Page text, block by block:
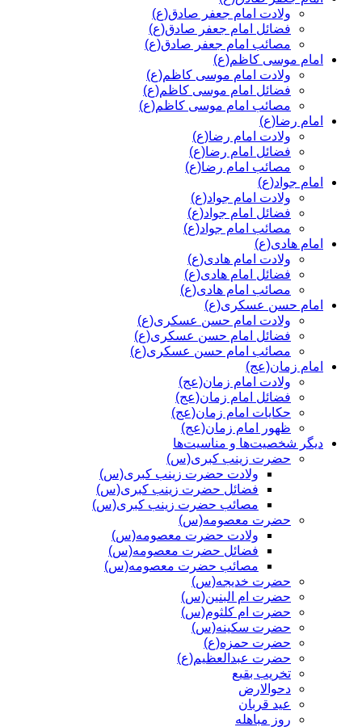
ولادت امام جعفر صادق(ع)
فضائل امام جعفر صادق(ع)
مصائب امام جعفر صادق(ع)
امام موسی کاظم(ع)
ولادت امام موسی کاظم(ع)
فضائل امام موسی کاظم(ع)
مصائب امام موسی کاظم(ع)
امام رضا(ع)
ولادت امام رضا(ع)
فضائل امام رضا(ع)
مصائب امام رضا(ع)
امام جواد(ع)
ولادت امام جواد(ع)
فضائل امام جواد(ع)
مصائب امام جواد(ع)
امام هادی(ع)
ولادت امام هادی(ع)
فضائل امام هادی(ع)
مصائب امام هادی(ع)
امام حسن عسکری(ع)
ولادت امام حسن عسکری(ع)
فضائل امام حسن عسکری(ع)
مصائب امام حسن عسکری(ع)
امام زمان(عج)
ولادت امام زمان(عج)
فضائل امام زمان(عج)
حکایات امام زمان(عج)
ظهور امام زمان(عج)
دیگر شخصیت‌ها و مناسیت‌ها
حضرت زینب کبری(س)
ولادت حضرت زینب کبری(س)
فضائل حضرت زینب کبری(س)
مصائب حضرت زینب کبری(س)
حضرت معصومه(س)
ولادت حضرت معصومه(س)
فضائل حضرت معصومه(س)
مصائب حضرت معصومه(س)
حضرت خدیجه(س)
حضرت ام البنین(س)
حضرت ام کلثوم(س)
حضرت سکینه(س)
حضرت حمزه(ع)
حضرت عبدالعظیم(ع)
تخریب بقیع
دحوالارض
عید قربان
روز مباهله